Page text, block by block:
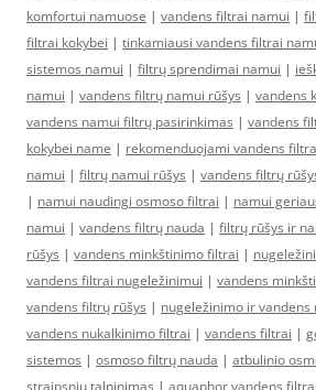
komfortui namuose | vandens filtrai namui |
filtrai kokybei | tinkamiausi vandens filtrai
sistemos namui | filtrų sprendimai namui |
namui | vandens filtrų namui rūšys | vandens
vandens namui filtrų pasirinkimas | vandens
kokybei name | rekomenduojami vandens
namui | filtrų namui rūšys | vandens filtrų
| namui naudingi osmoso filtrai | namui
namui | vandens filtrų nauda | filtrų rūšys ir
rūšys | vandens minkštinimo filtrai |
vandens filtrai nugeležinimui | vandens
vandens filtrų rūšys | nugeležinimo ir
vandens nukalkinimo filtrai | vandens filtrai |
sistemos | osmoso filtrų nauda | atbulinio
straipsniu talpinimas | aquaphor vandens filtrai